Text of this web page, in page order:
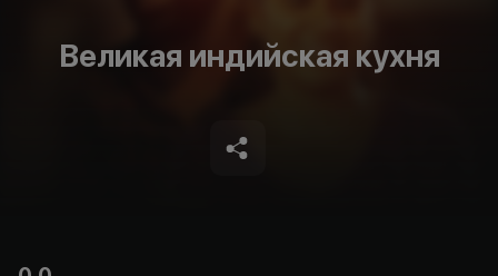
Великая индийская кухня